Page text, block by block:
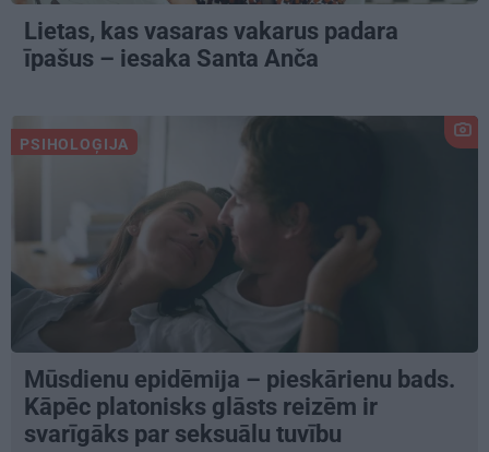
Lietas, kas vasaras vakarus padara
īpašus – iesaka Santa Anča
PSIHOLOĢIJA
Mūsdienu epidēmija – pieskārienu bads.
Kāpēc platonisks glāsts reizēm ir
svarīgāks par seksuālu tuvību